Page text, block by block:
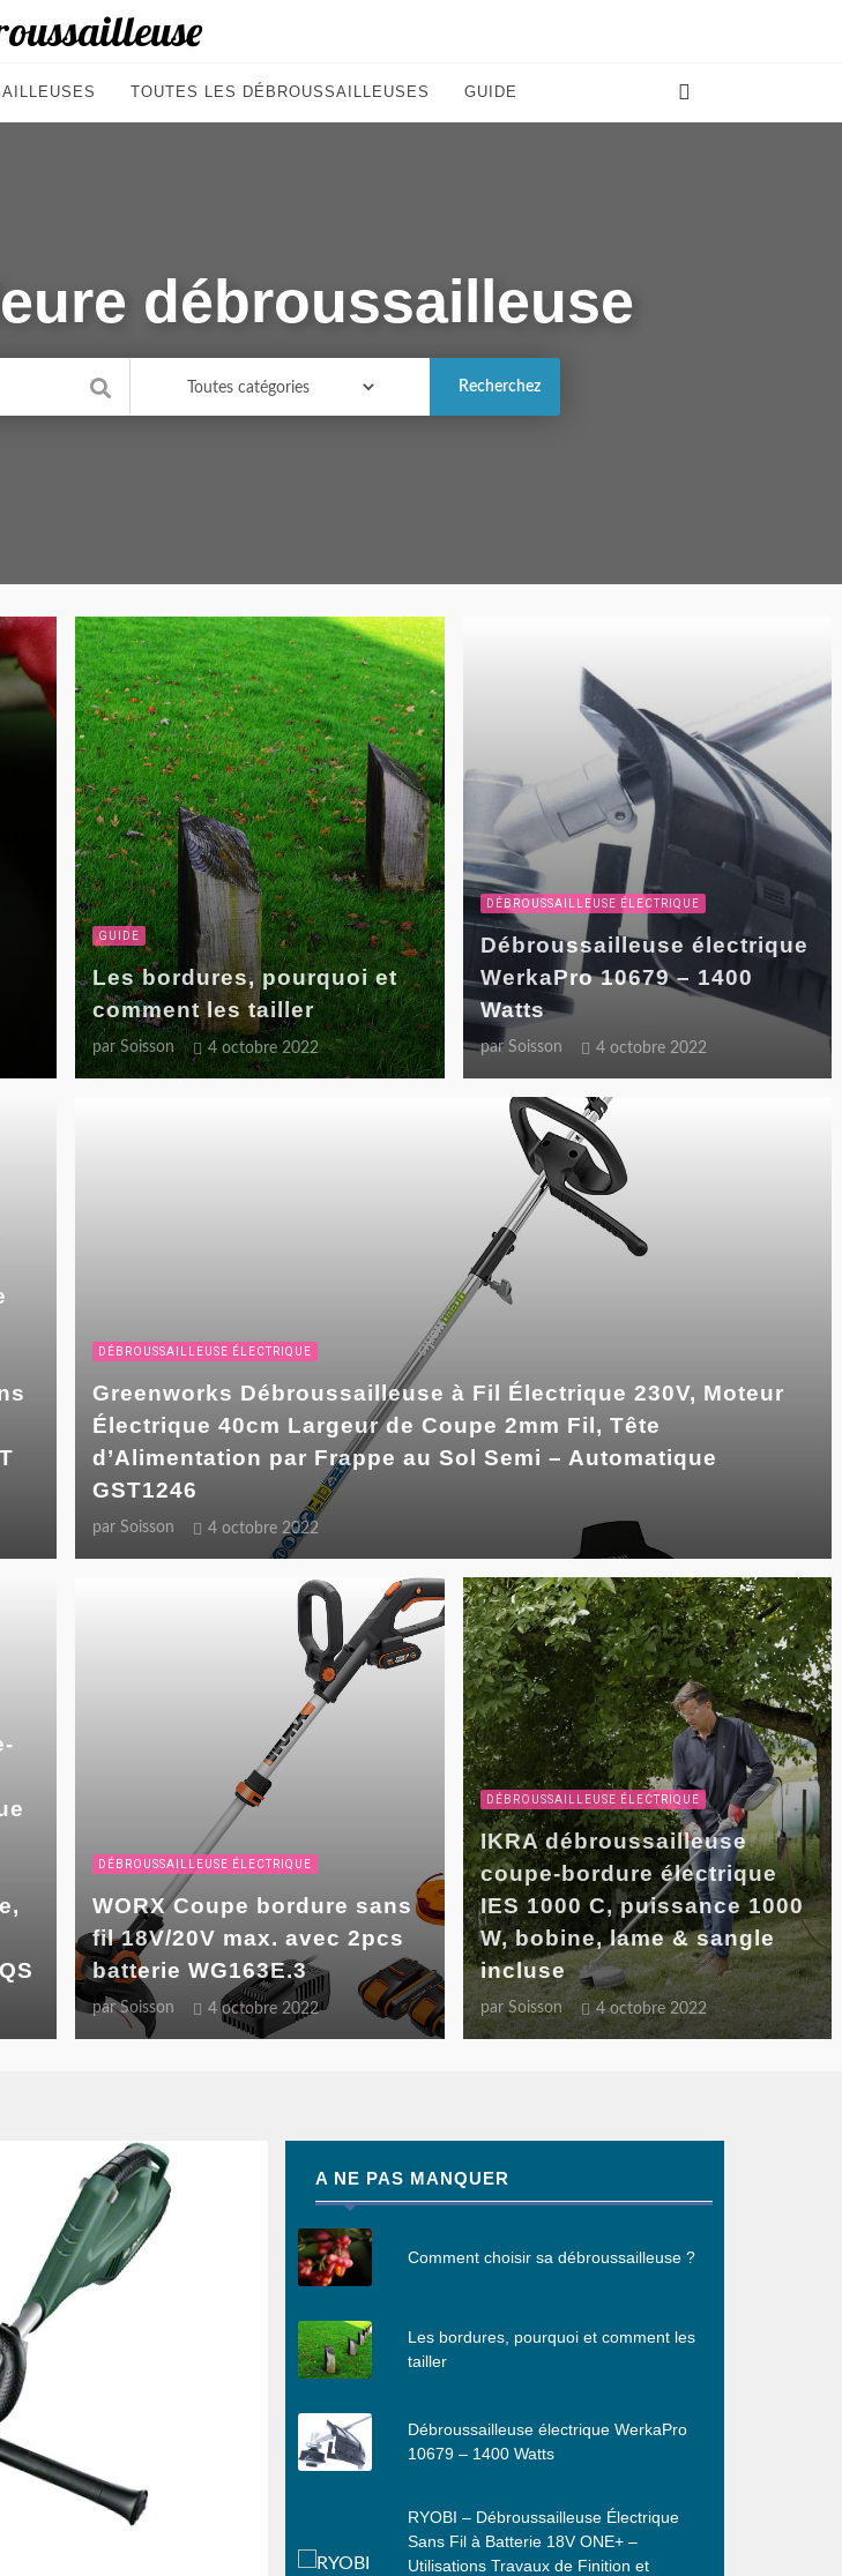
TOUTES LES DÉBROUSSAILLEUSES GUIDE
débroussailleuse
GUIDE
Les bordures, pourquoi et
comment les tailler
parSoisson 4 octobre 2022
DÉBROUSSAILLEUSE ÉLECTRIQUE
Débroussailleuse électrique
WerkaPro 10679 – 1400
Watts
parSoisson 4 octobre 2022
DÉBROUSSAILLEUSE ÉLECTRIQUE
Greenworks Débroussailleuse à Fil Électrique 230V, Moteur
Électrique 40cm Largeur de Coupe 2mm Fil, Tête
d’Alimentation par Frappe au Sol Semi – Automatique
GST1246
par Soisson 4 octobre 2022
DÉBROUSSAILLEUSE ÉLECTRIQUE
WORX Coupe bordure sans
fil 18V/20V max. avec 2pcs
batterie WG163E.3
parSoisson 4 octobre 2022
DÉBROUSSAILLEUSE ÉLECTRIQUE
IKRA débroussailleuse
coupe-bordure électrique
IES 1000 C, puissance 1000
W, bobine, lame & sangle
incluse
parSoisson 4 octobre 2022
A NE PAS MANQUER
Comment choisir sa débroussailleuse ?
Les bordures, pourquoi et comment les
tailler
Débroussailleuse électrique WerkaPro
10679 – 1400 Watts
RYOBI – Débroussailleuse Électrique
Sans Fil à Batterie 18V ONE+ –
Utilisations Travaux de Finition et